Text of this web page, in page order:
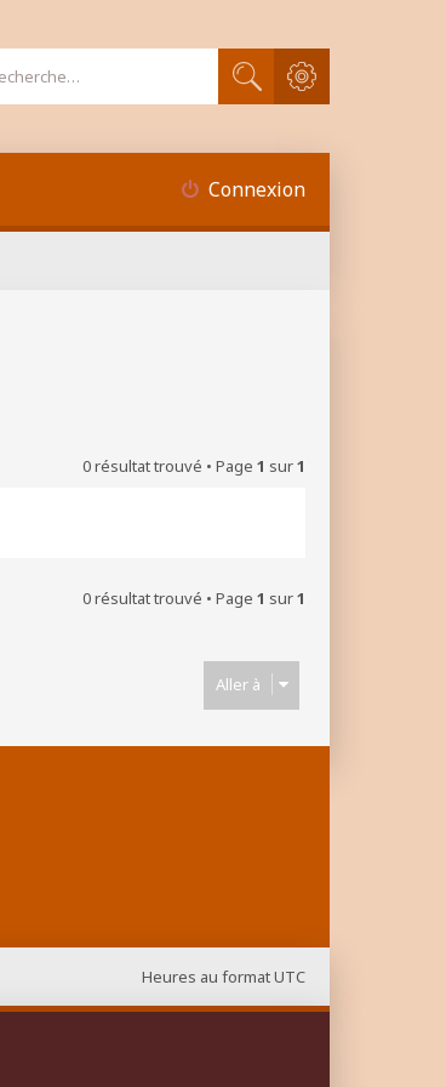
Rechercher
Recherche avancée
Connexion
0 résultat trouvé • Page 1 sur1
0 résultat trouvé • Page 1 sur1
Aller à
Heures au formatUTC